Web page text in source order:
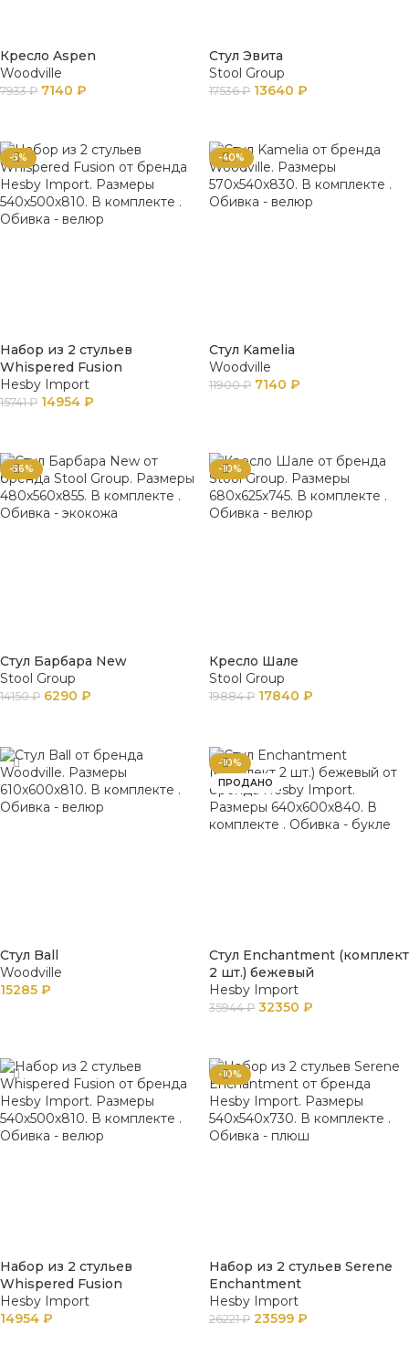
Кресло Aspen
Woodville
7933₽ 7140 ₽
Стул Эвита
Stool Group
17536₽ 13640 ₽
-5%
Набор из 2 стульев
Whispered Fusion
Hesby Import
15741₽ 14954 ₽
-40%
Стул Kamelia
Woodville
11900₽ 7140 ₽
-56%
Стул Барбара New
Stool Group
14150₽ 6290 ₽
-10%
Кресло Шале
Stool Group
19884₽ 17840 ₽
Стул Ball
Woodville
15285 ₽
-10%
ПРОДАНО
Стул Enchantment (комплект
2 шт.) бежевый
Hesby Import
35944₽ 32350 ₽
Набор из 2 стульев
Whispered Fusion
Hesby Import
14954 ₽
-10%
Набор из 2 стульев Serene
Enchantment
Hesby Import
26221₽ 23599 ₽